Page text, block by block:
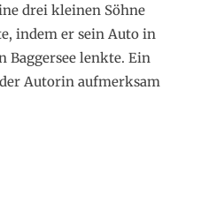
drei kleinen Söhne
indem er sein Auto in
Baggersee lenkte. Ein
Autorin aufmerksam